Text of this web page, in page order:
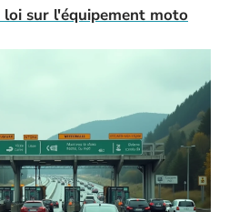
loi sur l'équipement moto